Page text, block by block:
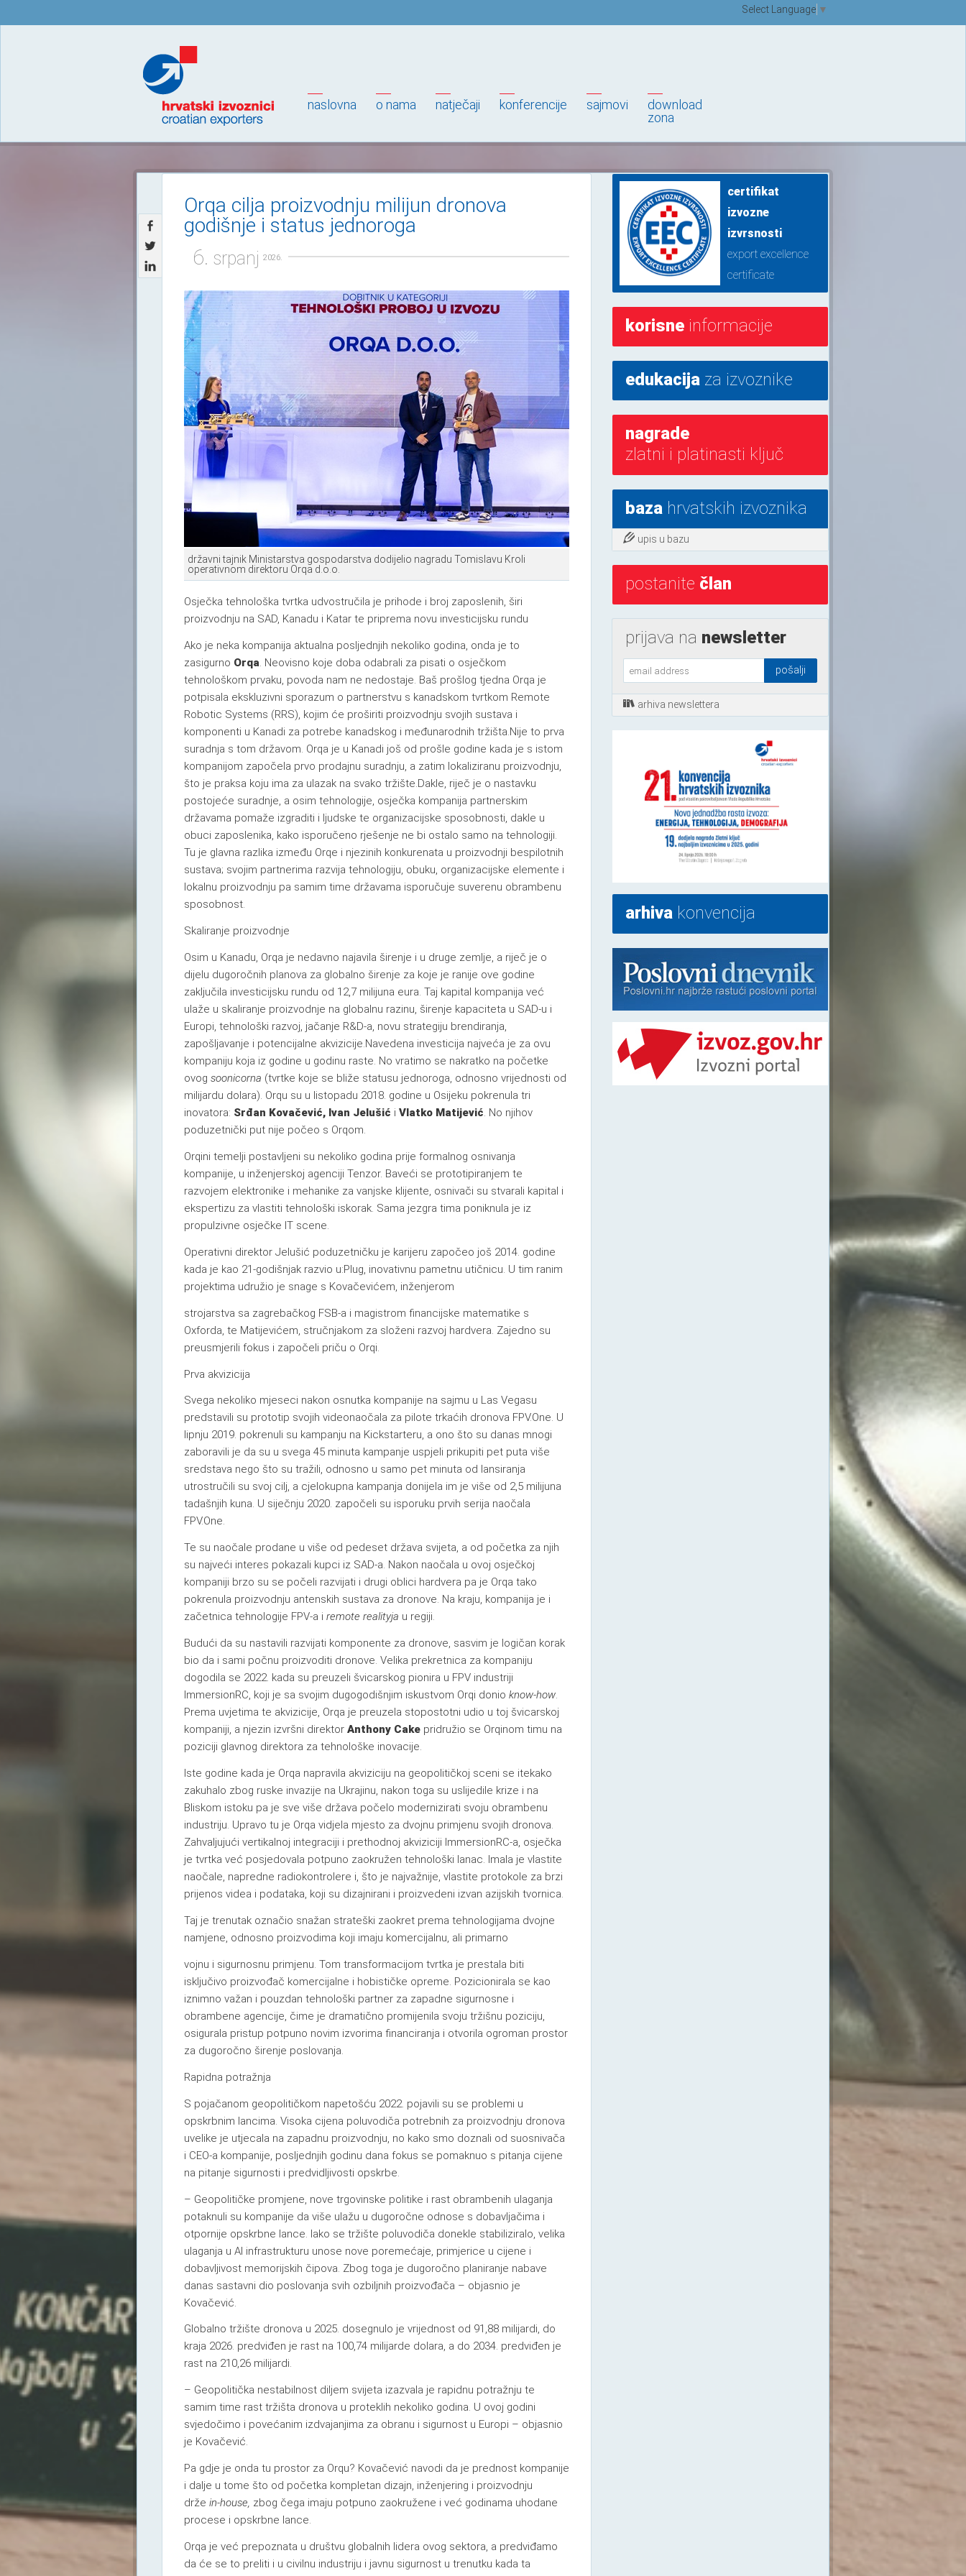
Select Language ▼
naslovna o nama natječaji konferencije sajmovi
download
zona
Orqa cilja proizvodnju milijun dronova
godišnje i status jednoroga
6. srpanj 2026.
državni tajnik Ministarstva gospodarstva dodijelio nagradu Tomislavu Kroli
operativnom direktoru Orqa d.o.o.
Osječka tehnološka tvrtka udvostručila je prihode i broj zaposlenih, širi
proizvodnju na SAD, Kanadu i Katar te priprema novu investicijsku rundu
Ako je neka kompanija aktualna posljednjih nekoliko godina, onda je to
zasigurno Orqa. Neovisno koje doba odabrali za pisati o osječkom
tehnološkom prvaku, povoda nam ne nedostaje. Baš prošlog tjedna Orqa je
potpisala ekskluzivni sporazum o partnerstvu s kanadskom tvrtkom Remote
Robotic Systems (RRS), kojim će proširiti proizvodnju svojih sustava i
komponenti u Kanadi za potrebe kanadskog i međunarodnih tržišta.Nije to prva
suradnja s tom državom. Orqa je u Kanadi još od prošle godine kada je s istom
kompanijom započela prvo prodajnu suradnju, a zatim lokaliziranu proizvodnju,
što je praksa koju ima za ulazak na svako tržište.Dakle, riječ je o nastavku
postojeće suradnje, a osim tehnologije, osječka kompanija partnerskim
državama pomaže izgraditi i ljudske te organizacijske sposobnosti, dakle u
obuci zaposlenika, kako isporučeno rješenje ne bi ostalo samo na tehnologiji.
Tu je glavna razlika između Orqe i njezinih konkurenata u proizvodnji bespilotnih
sustava; svojim partnerima razvija tehnologiju, obuku, organizacijske elemente i
lokalnu proizvodnju pa samim time državama isporučuje suverenu obrambenu
sposobnost.
Skaliranje proizvodnje
Osim u Kanadu, Orqa je nedavno najavila širenje i u druge zemlje, a riječ je o
dijelu dugoročnih planova za globalno širenje za koje je ranije ove godine
zaključila investicijsku rundu od 12,7 milijuna eura. Taj kapital kompanija već
ulaže u skaliranje proizvodnje na globalnu razinu, širenje kapaciteta u SAD-u i
Europi, tehnološki razvoj, jačanje R&D-a, novu strategiju brendiranja,
zapošljavanje i potencijalne akvizicije.Navedena investicija najveća je za ovu
kompaniju koja iz godine u godinu raste. No vratimo se nakratko na početke
ovog soonicorna (tvrtke koje se bliže statusu jednoroga, odnosno vrijednosti od
milijardu dolara). Orqu su u listopadu 2018. godine u Osijeku pokrenula tri
inovatora: Srđan Kovačević, Ivan Jelušić i Vlatko Matijević. No njihov
poduzetnički put nije počeo s Orqom.
Orqini temelji postavljeni su nekoliko godina prije formalnog osnivanja
kompanije, u inženjerskoj agenciji Tenzor. Baveći se prototipiranjem te
razvojem elektronike i mehanike za vanjske klijente, osnivači su stvarali kapital i
ekspertizu za vlastiti tehnološki iskorak. Sama jezgra tima poniknula je iz
propulzivne osječke IT scene.
Operativni direktor Jelušić poduzetničku je karijeru započeo još 2014. godine
kada je kao 21-godišnjak razvio u:Plug, inovativnu pametnu utičnicu. U tim ranim
projektima udružio je snage s Kovačevićem, inženjerom
strojarstva sa zagrebačkog FSB-a i magistrom financijske matematike s
Oxforda, te Matijevićem, stručnjakom za složeni razvoj hardvera. Zajedno su
preusmjerili fokus i započeli priču o Orqi.
Prva akvizicija
Svega nekoliko mjeseci nakon osnutka kompanije na sajmu u Las Vegasu
predstavili su prototip svojih videonaočala za pilote trkaćih dronova FPV.One. U
lipnju 2019. pokrenuli su kampanju na Kickstarteru, a ono što su danas mnogi
zaboravili je da su u svega 45 minuta kampanje uspjeli prikupiti pet puta više
sredstava nego što su tražili, odnosno u samo pet minuta od lansiranja
utrostručili su svoj cilj, a cjelokupna kampanja donijela im je više od 2,5 milijuna
tadašnjih kuna. U siječnju 2020. započeli su isporuku prvih serija naočala
FPV.One.
Te su naočale prodane u više od pedeset država svijeta, a od početka za njih
su najveći interes pokazali kupci iz SAD-a. Nakon naočala u ovoj osječkoj
kompaniji brzo su se počeli razvijati i drugi oblici hardvera pa je Orqa tako
pokrenula proizvodnju antenskih sustava za dronove. Na kraju, kompanija je i
začetnica tehnologije FPV-a i remote realityja u regiji.
Budući da su nastavili razvijati komponente za dronove, sasvim je logičan korak
bio da i sami počnu proizvoditi dronove. Velika prekretnica za kompaniju
dogodila se 2022. kada su preuzeli švicarskog pionira u FPV industriji
ImmersionRC, koji je sa svojim dugogodišnjim iskustvom Orqi donio know-how.
Prema uvjetima te akvizicije, Orqa je preuzela stopostotni udio u toj švicarskoj
kompaniji, a njezin izvršni direktor Anthony Cake pridružio se Orqinom timu na
poziciji glavnog direktora za tehnološke inovacije.
Iste godine kada je Orqa napravila akviziciju na geopolitičkoj sceni se itekako
zakuhalo zbog ruske invazije na Ukrajinu, nakon toga su uslijedile krize i na
Bliskom istoku pa je sve više država počelo modernizirati svoju obrambenu
industriju. Upravo tu je Orqa vidjela mjesto za dvojnu primjenu svojih dronova.
Zahvaljujući vertikalnoj integraciji i prethodnoj akviziciji ImmersionRC-a, osječka
je tvrtka već posjedovala potpuno zaokružen tehnološki lanac. Imala je vlastite
naočale, napredne radiokontrolere i, što je najvažnije, vlastite protokole za brzi
prijenos videa i podataka, koji su dizajnirani i proizvedeni izvan azijskih tvornica.
Taj je trenutak označio snažan strateški zaokret prema tehnologijama dvojne
namjene, odnosno proizvodima koji imaju komercijalnu, ali primarno
vojnu i sigurnosnu primjenu. Tom transformacijom tvrtka je prestala biti
isključivo proizvođač komercijalne i hobističke opreme. Pozicionirala se kao
iznimno važan i pouzdan tehnološki partner za zapadne sigurnosne i
obrambene agencije, čime je dramatično promijenila svoju tržišnu poziciju,
osigurala pristup potpuno novim izvorima financiranja i otvorila ogroman prostor
za dugoročno širenje poslovanja.
Rapidna potražnja
S pojačanom geopolitičkom napetošću 2022. pojavili su se problemi u
opskrbnim lancima. Visoka cijena poluvodiča potrebnih za proizvodnju dronova
uvelike je utjecala na zapadnu proizvodnju, no kako smo doznali od suosnivača
i CEO-a kompanije, posljednjih godinu dana fokus se pomaknuo s pitanja cijene
na pitanje sigurnosti i predvidljivosti opskrbe.
– Geopolitičke promjene, nove trgovinske politike i rast obrambenih ulaganja
potaknuli su kompanije da više ulažu u dugoročne odnose s dobavljačima i
otpornije opskrbne lance. Iako se tržište poluvodiča donekle stabiliziralo, velika
ulaganja u AI infrastrukturu unose nove poremećaje, primjerice u cijene i
dobavljivost memorijskih čipova. Zbog toga je dugoročno planiranje nabave
danas sastavni dio poslovanja svih ozbiljnih proizvođača – objasnio je
Kovačević.
Globalno tržište dronova u 2025. dosegnulo je vrijednost od 91,88 milijardi, do
kraja 2026. predviđen je rast na 100,74 milijarde dolara, a do 2034. predviđen je
rast na 210,26 milijardi.
– Geopolitička nestabilnost diljem svijeta izazvala je rapidnu potražnju te
samim time rast tržišta dronova u proteklih nekoliko godina. U ovoj godini
svjedočimo i povećanim izdvajanjima za obranu i sigurnost u Europi – objasnio
je Kovačević.
Pa gdje je onda tu prostor za Orqu? Kovačević navodi da je prednost kompanije
i dalje u tome što od početka kompletan dizajn, inženjering i proizvodnju
drže in-house, zbog čega imaju potpuno zaokružene i već godinama uhodane
procese i opskrbne lance.
Orqa je već prepoznata u društvu globalnih lidera ovog sektora, a predviđamo
da će se to preliti i u civilnu industriju i javnu sigurnost u trenutku kada ta
certifikat
izvozne
izvrsnosti
export excellence
certificate
korisne informacije
edukacija za izvoznike
nagrade
zlatni i platinasti ključ
baza hrvatskih izvoznika
upis u bazu
postanite član
prijava na newsletter
arhiva newslettera
arhiva konvencija